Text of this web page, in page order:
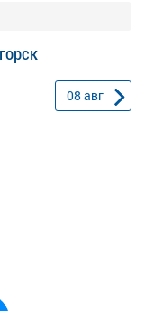
08 авг